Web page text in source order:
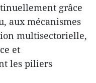
grâce
aux mécanismes
multisectorielle,
et
les piliers